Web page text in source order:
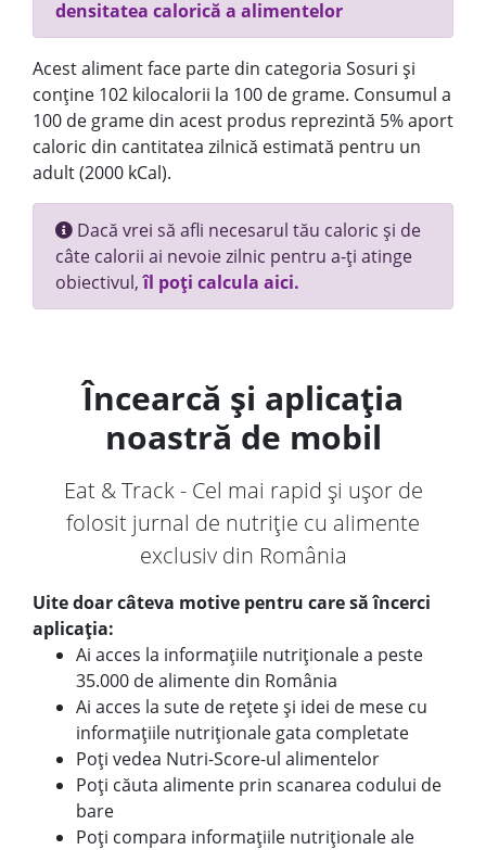
densitatea calorică a alimentelor
Acest aliment face parte din categoria Sosuri și
conține 102 kilocalorii la 100 de grame. Consumul a
100 de grame din acest produs reprezintă 5% aport
caloric din cantitatea zilnică estimată pentru un
adult (2000 kCal).
Dacă vrei să afli necesarul tău caloric și de
câte calorii ai nevoie zilnic pentru a-ți atinge
obiectivul,îl poți calcula aici.
Încearcă și aplicația
noastră de mobil
Eat & Track - Cel mai rapid și ușor de
folosit jurnal de nutriție cu alimente
exclusiv din România
Uite doar câteva motive pentru care să încerci
aplicația:
Ai acces la informațiile nutriționale a peste
35.000 de alimente din România
Ai acces la sute de rețete și idei de mese cu
informațiile nutriționale gata completate
Poți vedea Nutri-Score-ul alimentelor
Poți căuta alimente prin scanarea codului de
bare
Poți compara informațiile nutriționale ale